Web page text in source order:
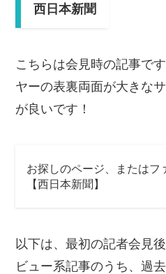
西日本新聞
こちらは会見時の記事で
ヤーの表裏両面が大きな
が良いです！
お探しのページ、またはフ
【西日本新聞】
以下は、最初の記者会見
ビュー系記事のうち、過